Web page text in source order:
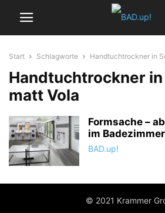
Start Schlagworte Handtuchtrockner in
Handtuchtrockner
matt Vola
Formsache –
im Badezimmer
BAD.up!
© 2021 Krammer